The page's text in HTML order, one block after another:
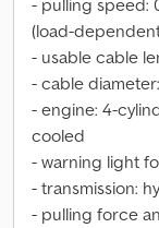
- pulling speed:
(load-
- usable cable
- cable
- engine: 4-
cooled
- warning light
- transmission:
- pulling force